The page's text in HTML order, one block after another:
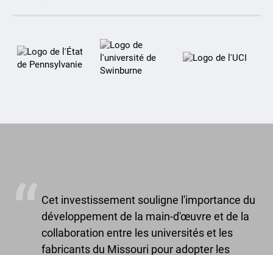
Cet investissement souligne l'importance du
développement de la main-d'œuvre et de la
collaboration entre les universités et les
fabricants du Missouri pour adopter les